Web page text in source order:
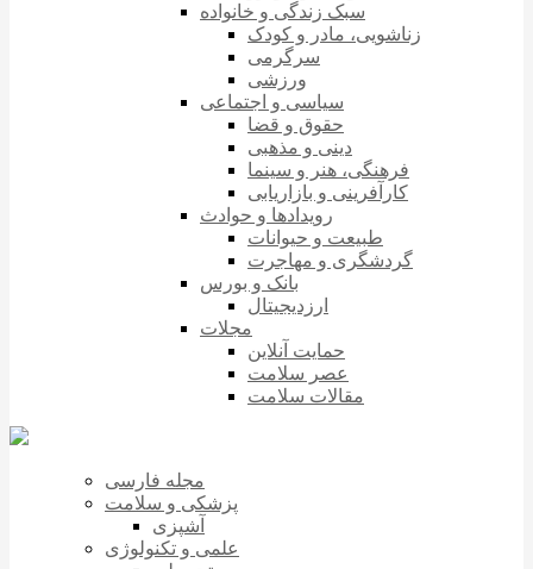
سبک زندگی و خانواده
زناشویی، مادر و کودک
سرگرمی
ورزشی
سیاسی و اجتماعی
حقوق و قضا
دینی و مذهبی
فرهنگی، هنر و سینما
کارآفرینی و بازاریابی
رویدادها و حوادث
طبیعت و حیوانات
گردشگری و مهاجرت
بانک و بورس
ارزدیجیتال
مجلات
حمایت آنلاین
عصر سلامت
مقالات سلامت
مجله فارسی
پزشکی و سلامت
آشپزی
علمی و تکنولوژی